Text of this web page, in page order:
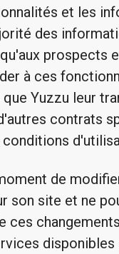
et les
des
prospects
à ces
Yuzzu leur
contrats
de
son site et ne